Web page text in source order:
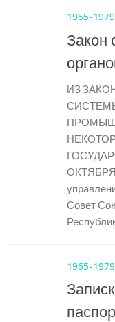
1965-1979
Закон
ИЗ
ОКТЯБРЯ
Совет
1965-1979